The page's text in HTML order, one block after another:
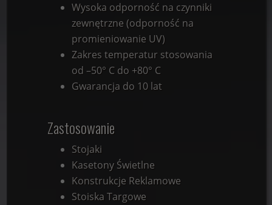
Wysoka odporność na czynniki
zewnętrzne (odporność na
promieniowanie UV)
Zakres temperatur stosowania
od –50° C do +80° C
Gwarancja do 10 lat
Zastosowanie
Stojaki
Kasetony Świetlne
Konstrukcje Reklamowe
Stoiska Targowe